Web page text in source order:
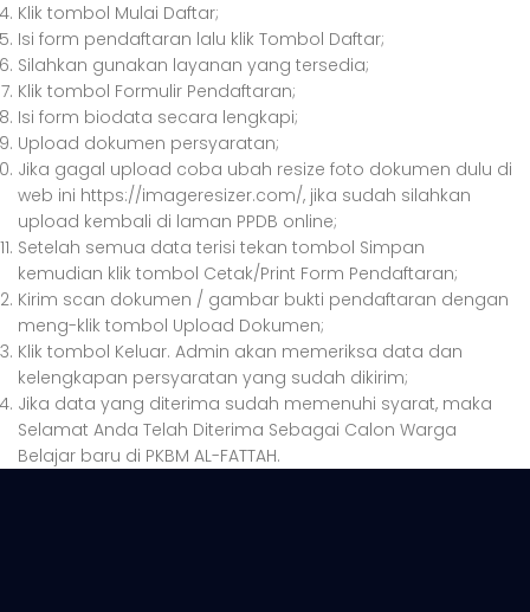
Klik tombol Mulai Daftar;
Isi form pendaftaran lalu klik Tombol Daftar;
Silahkan gunakan layanan yang tersedia;
Klik tombol Formulir Pendaftaran;
Isi form biodata secara lengkapi;
Upload dokumen persyaratan;
Jika gagal upload coba ubah resize foto dokumen dulu di
web ini https://imageresizer.com/, jika sudah silahkan
upload kembali di laman PPDB online;
Setelah semua data terisi tekan tombol Simpan
kemudian klik tombol Cetak/Print Form Pendaftaran;
Kirim scan dokumen / gambar bukti pendaftaran dengan
meng-klik tombol Upload Dokumen;
Klik tombol Keluar. Admin akan memeriksa data dan
kelengkapan persyaratan yang sudah dikirim;
Jika data yang diterima sudah memenuhi syarat, maka
Selamat Anda Telah Diterima Sebagai Calon Warga
Belajar baru di PKBM AL-FATTAH.